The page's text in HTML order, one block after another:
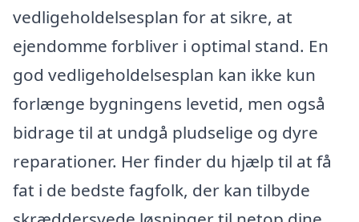
vedligeholdelsesplan for at sikre, at
ejendomme forbliver i optimal stand. En
god vedligeholdelsesplan kan ikke kun
forlænge bygningens levetid, men også
bidrage til at undgå pludselige og dyre
reparationer. Her finder du hjælp til at få
fat i de bedste fagfolk, der kan tilbyde